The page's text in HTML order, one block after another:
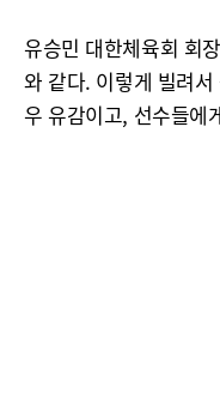
유승민 대한체육회 회
와 같다. 이렇게 빌려
우 유감이고, 선수들에